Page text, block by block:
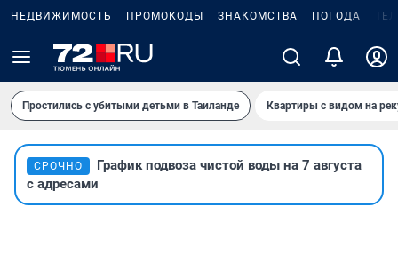
НЕДВИЖИМОСТЬ ПРОМОКОДЫ ЗНАКОМСТВА ПОГОДА
Простились с убитыми детьми в Таиланде Квартиры с видом на
СРОЧНО
График подвоза чистой воды на 7 августа
с адресами